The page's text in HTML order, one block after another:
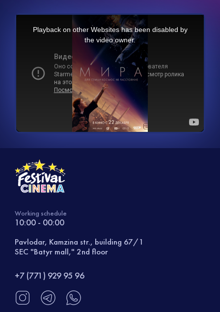
This
Playback on other Websites has been disabled by
the video owner.
Working schedule
10:00 - 00:00
Pavlodar, Kamzina str., building 67/1
SEC "Batyr mall," 2nd floor
+7 (771) 929 95 96